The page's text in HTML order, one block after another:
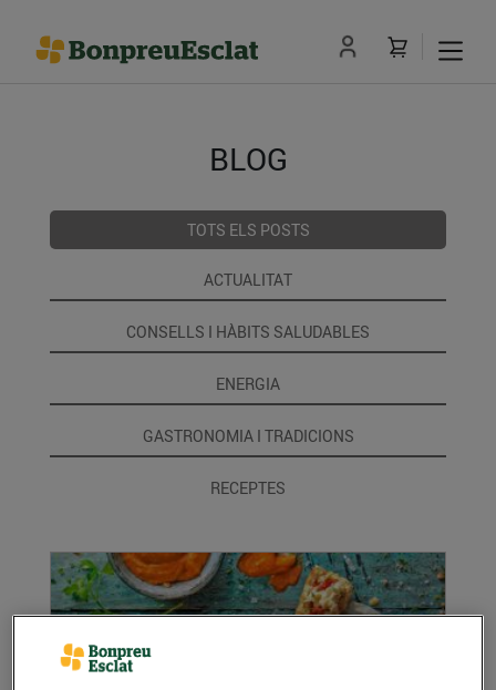
BLOG
TOTS ELS POSTS
ACTUALITAT
CONSELLS I HÀBITS SALUDABLES
ENERGIA
GASTRONOMIA I TRADICIONS
RECEPTES